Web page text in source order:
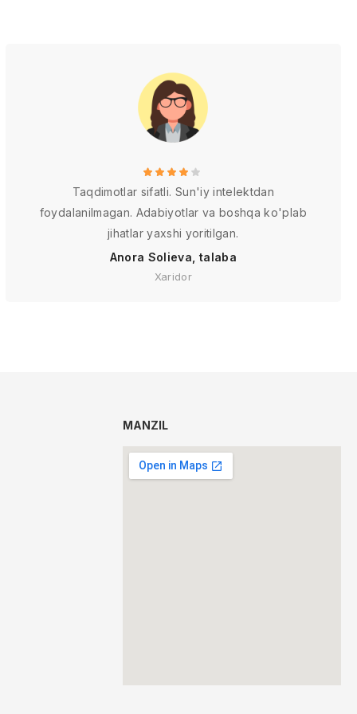
Taqdimotlar sifatli. Sun'iy intelektdan
foydalanilmagan. Adabiyotlar va boshqa ko'plab
jihatlar yaxshi yoritilgan.
Anora Solieva, talaba
Xaridor
MANZIL